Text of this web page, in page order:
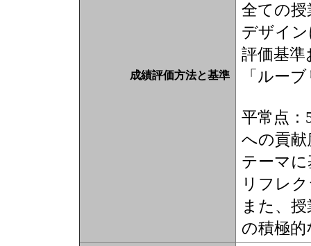
成績評価方法と基準
全ての
デザイ
評価基
「ルー
平常点：
への貢献
テーマ
リフレ
また、
の積極